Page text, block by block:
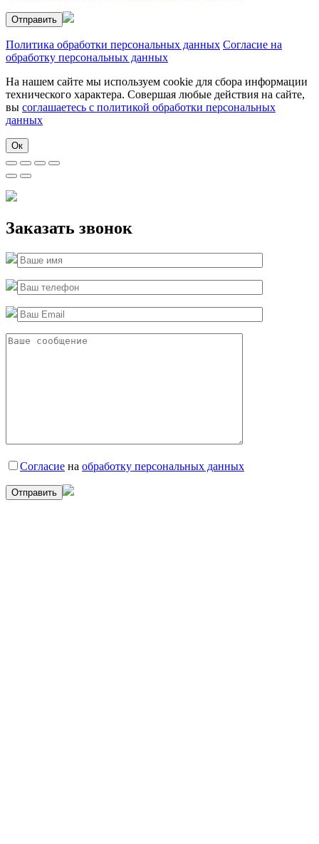
Политика обработки персональных данных Согласие на
обработку персональных данных
На нашем сайте мы используем cookie для сбора информации
технического характера. Совершая любые действия на сайте,
вы соглашаетесь с политикой обработки персональных
данных
Ок
Заказать звонок
Согласие на обработку персональных данных